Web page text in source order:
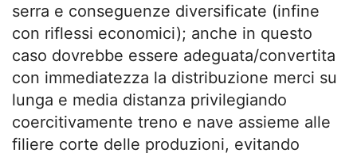
serra e conseguenze diversificate (infine
con riflessi economici); anche in questo
caso dovrebbe essere adeguata/convertita
con immediatezza la distribuzione merci su
lunga e media distanza privilegiando
coercitivamente treno e nave assieme alle
filiere corte delle produzioni, evitando